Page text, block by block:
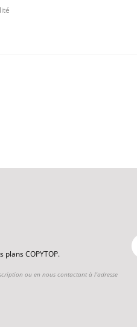
COPYTOP.
ou en nous contactant à l'adresse